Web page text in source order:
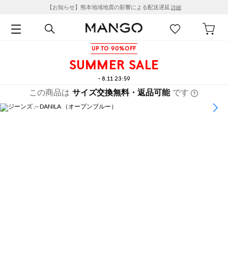
【お知らせ】熊本地域地震の影響による配送遅延 詳細
UP TO 90%OFF
SUMMER SALE
- 8.11 23:59
この商品は サイズ交換無料・返品可能 です
1/16